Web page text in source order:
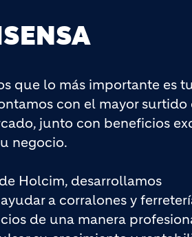
que lo más importante es
con el mayor surtido
junto con beneficios
negocio.
Holcim, desarrollamos
a corralones y
de una manera